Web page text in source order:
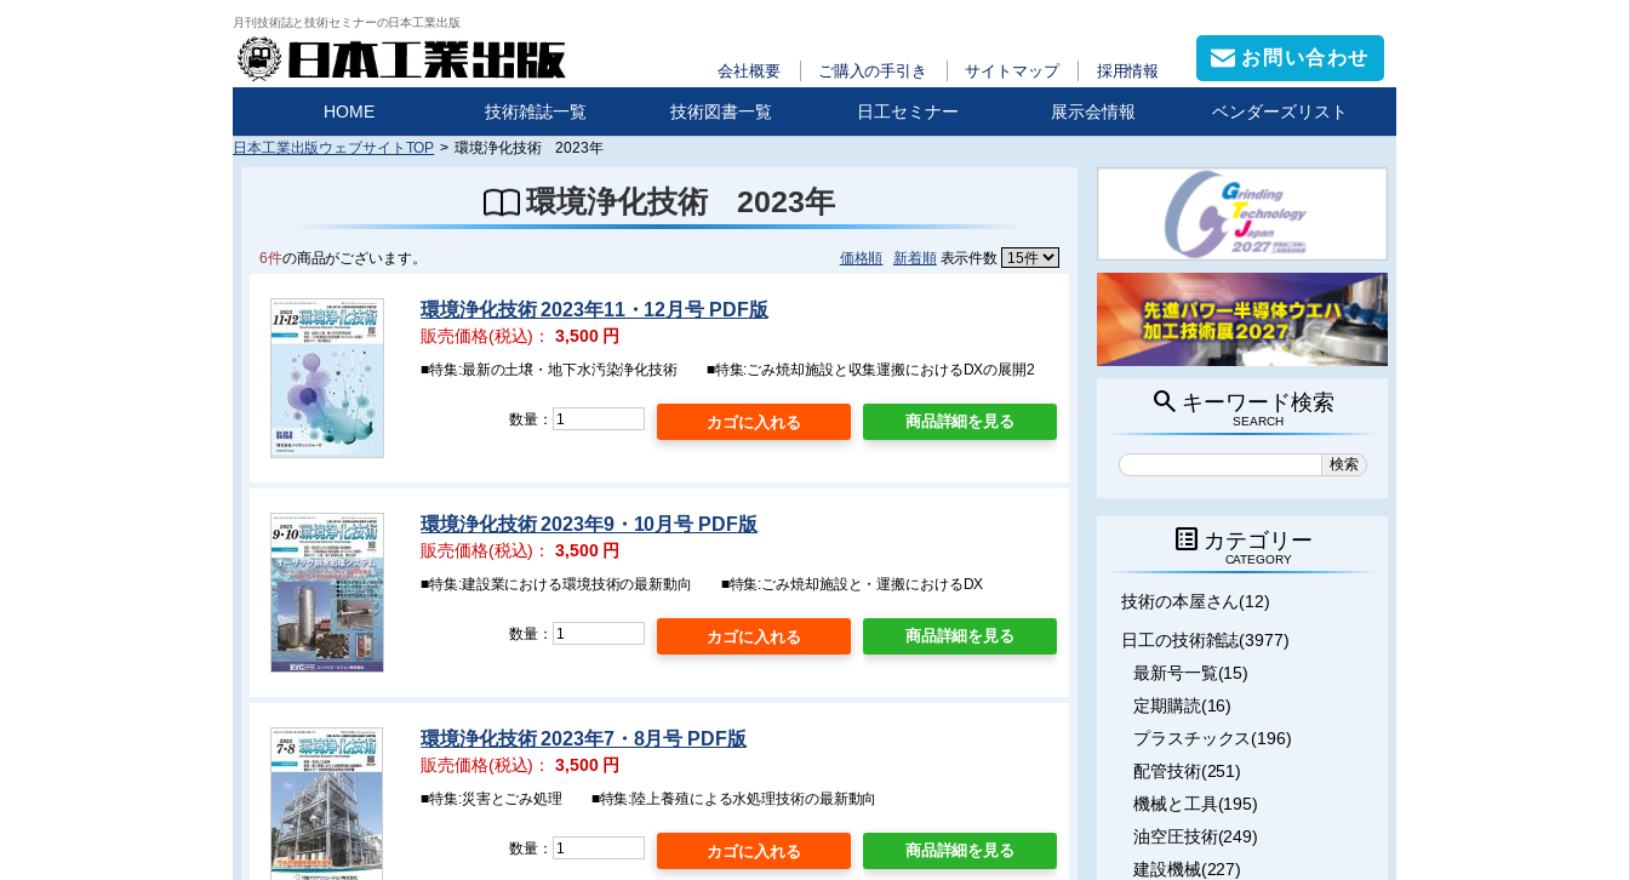
月刊技術誌と技術セミナーの日本工業出版
会社概要 ご購入の手引き サイトマップ 採用情報
お問い合わせ
HOME 技術雑誌一覧 技術図書一覧 日工セミナー 展示会情報 ベンダーズリスト
日本工業出版ウェブサイトTOP > 環境浄化技術 2023年
環境浄化技術 2023年
6件の商品がございます。 価格順 新着順表示件数
環境浄化技術 2023年11・12月号 PDF版
販売価格(税込)：3,500円
■特集:最新の土壌・地下水汚染浄化技術 ■特集:ごみ焼却施設と収集運搬におけるDXの展開2
商品詳細を見る
数量：
環境浄化技術 2023年9・10月号 PDF版
販売価格(税込)：3,500円
■特集:建設業における環境技術の最新動向 ■特集:ごみ焼却施設と・運搬におけるDX
商品詳細を見る
数量：
環境浄化技術 2023年7・8月号 PDF版
販売価格(税込)：3,500円
■特集:災害とごみ処理 ■特集:陸上養殖による水処理技術の最新動向
商品詳細を見る
数量：
search キーワード検索
SEARCH
list_alt カテゴリー
CATEGORY
技術の本屋さん(12)
日工の技術雑誌(3977)
最新号一覧(15)
定期購読(16)
プラスチックス(196)
配管技術(251)
機械と工具(195)
油空圧技術(249)
建設機械(227)